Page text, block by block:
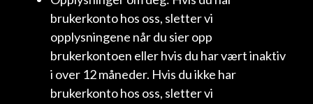
brukerkonto hos oss, sletter vi
opplysningene når du sier opp
brukerkontoen eller hvis du har vært inaktiv
i over 12 måneder. Hvis du ikke har
brukerkonto hos oss, sletter vi